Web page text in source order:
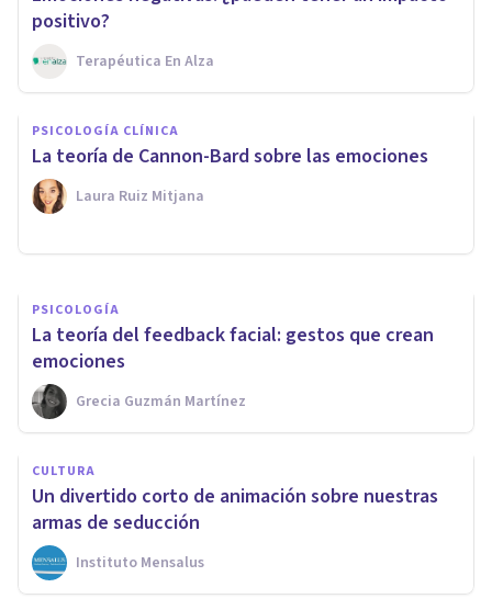
positivo?
Terapéutica En Alza
PSICOLOGÍA CLÍNICA
La teoría de Cannon-Bard sobre las emociones
Laura Ruiz Mitjana
PSICOLOGÍA
Efecto de Mera Exposición: qué
es y cómo se expresa en
psicología
PSICOLOGÍA
La teoría del feedback facial: gestos que crean
emociones
Grecia Guzmán Martínez
CULTURA
Un divertido corto de animación sobre nuestras
armas de seducción
Instituto Mensalus